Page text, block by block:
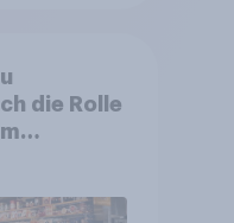
die Rolle